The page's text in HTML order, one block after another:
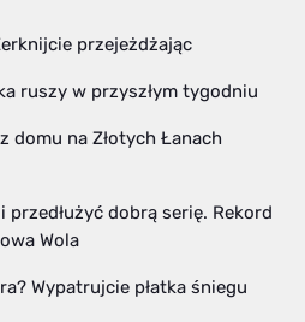
przejeżdżając
ruszy w przyszłym tygodniu
domu na Złotych Łanach
przedłużyć dobrą serię. Rekord
Wola
Wypatrujcie płatka śniegu